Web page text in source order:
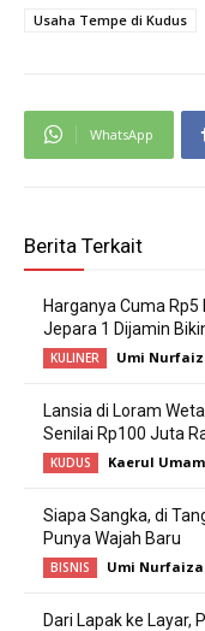
Usaha Tempe di Kudus
WhatsApp
Berita Terkait
Harganya Cuma
Jepara 1 Dijamin
KULINER Umi
Lansia di Loram
Senilai Rp100 Juta
KUDUS Kaerul Umam
Siapa Sangka, di
Punya Wajah Baru
BISNIS Umi
Dari Lapak ke Layar,